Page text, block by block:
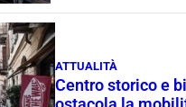
ATTUALITÀ
Centro storico e